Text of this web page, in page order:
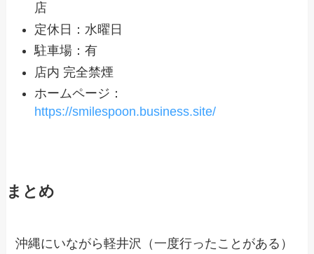
店
定休日：水曜日
駐車場：有
店内 完全禁煙
ホームページ：
https://smilespoon.business.site/
まとめ
沖縄にいながら軽井沢（一度行ったことがある）